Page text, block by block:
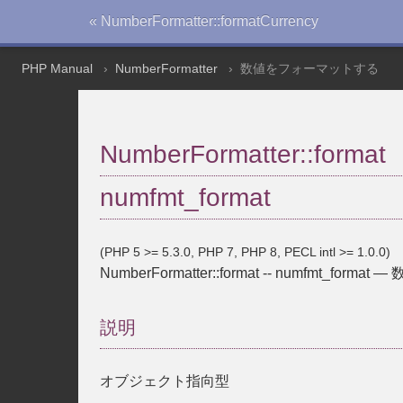
« NumberFormatter::formatCurrency
PHP Manual NumberFormatter 数値をフォーマットする
NumberFormatter::format
numfmt_format
(PHP 5 >= 5.3.0, PHP 7, PHP 8, PECL intl >= 1.0.0)
NumberFormatter::format-- numfmt_format—
説明
オブジェクト指向型